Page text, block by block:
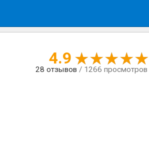
4.9
28 отзывов/ 1266 просмотров